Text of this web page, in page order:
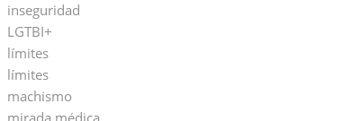
inseguridad
LGTBI+
límites
límites
machismo
mirada médica